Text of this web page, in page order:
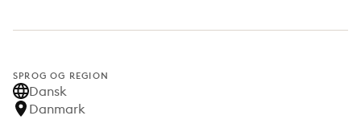
SPROG OG REGION
Dansk
Danmark